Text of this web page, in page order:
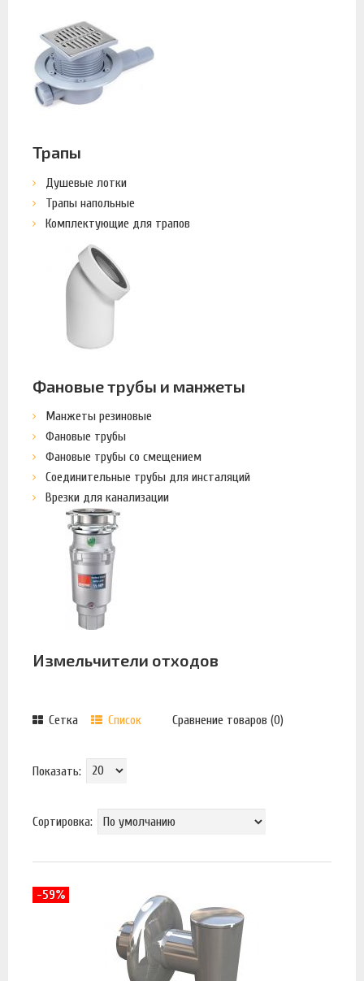
Трапы
Душевые лотки
Трапы напольные
Комплектующие для трапов
Фановые трубы и манжеты
Манжеты резиновые
Фановые трубы
Фановые трубы со смещением
Соединительные трубы для инсталяций
Врезки для канализации
Измельчители отходов
Сетка Список Сравнение товаров (0)
Показать:
Сортировка:
-59%